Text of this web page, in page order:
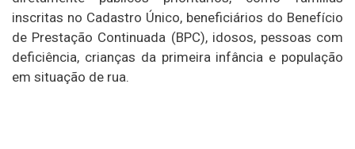
inscritas no Cadastro Único, beneficiários do Benefício
de Prestação Continuada (BPC), idosos, pessoas com
deficiência, crianças da primeira infância e população
em situação de rua.